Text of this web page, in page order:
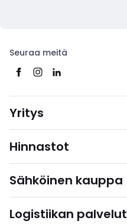
Seuraa meitä
Yritys
Hinnastot
Sähköinen kauppa
Logistiikan palvelut